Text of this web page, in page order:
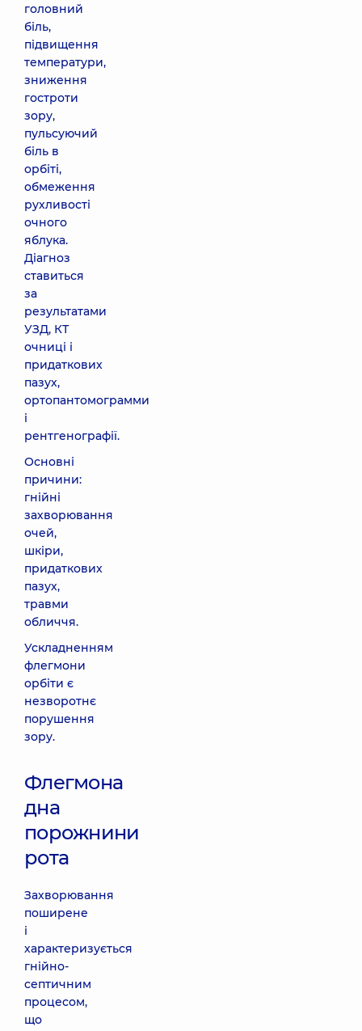
головний
біль,
підвищення
температури,
зниження
гостроти
зору,
пульсуючий
біль в
орбіті,
обмеження
рухливості
очного
яблука.
Діагноз
ставиться
за
результатами
УЗД, КТ
очниці і
придаткових
пазух,
ортопантомограмми
і
рентгенографії.
Основні
причини:
гнійні
захворювання
очей,
шкіри,
придаткових
пазух,
травми
обличчя.
Ускладненням
флегмони
орбіти є
незворотнє
порушення
зору.
Флегмона
дна
порожнини
рота
Захворювання
поширене
і
характеризується
гнійно-
септичним
процесом,
що